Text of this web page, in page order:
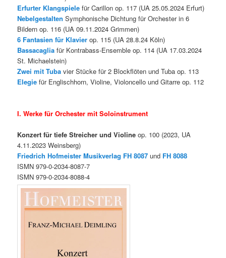
Erfurter Klangspiele für Carillon op. 117 (UA 25.05.2024 Erfurt)
Nebelgestalten Symphonische Dichtung für Orchester in 6
Bildern op. 116 (UA 09.11.2024 Grimmen)
6 Fantasien für Klavier op. 115 (UA 28.8.24 Köln)
Bassacaglia für Kontrabass-Ensemble op. 114 (UA 17.03.2024
St. Michaelstein)
Zwei mit Tuba vier Stücke für 2 Blockflöten und Tuba op. 113
Elegie für Englischhorn, Violine, Violoncello und Gitarre op. 112
I. Werke für Orchester mit Soloinstrument
Konzert für tiefe Streicher und Violine op. 100 (2023, UA
4.11.2023 Weinsberg)
Friedrich Hofmeister Musikverlag FH 8087 und FH 8088
ISMN 979-0-2034-8087-7
ISMN 979-0-2034-8088-4